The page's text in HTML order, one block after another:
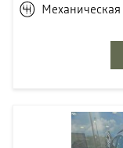
Механическая